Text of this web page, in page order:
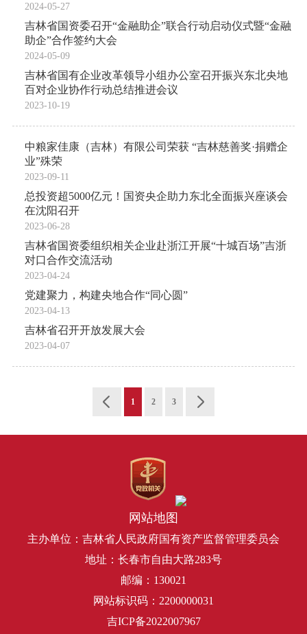
2024-05-27
吉林省国资委召开“金融助企”联合行动启动仪式暨“金融
助企”合作签约大会
2024-05-09
吉林省国有企业改革领导小组办公室召开振兴东北央地
百对企业协作行动总结推进会议
2023-10-19
中粮家佳康（吉林）有限公司荣获 “吉林慈善奖·捐赠企
业”殊荣
2023-09-11
总投资超5000亿元！国资央企助力东北全面振兴座谈会
在沈阳召开
2023-06-28
吉林省国资委组织相关企业赴浙江开展“十城百场”吉浙
对口合作交流活动
2023-04-24
党建聚力，构建央地合作“同心圆”
2023-04-13
吉林省召开开放发展大会
2023-04-07
1 2 3
网站地图
主办单位：吉林省人民政府国有资产监督管理委员会
地址：长春市自由大路283号
邮编：130021
网站标识码：2200000031
吉ICP备2022007967